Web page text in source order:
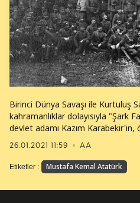
26.01.2021 11:59 AA
Birinci Dünya Savaşı ile Kurtuluş
kahramanlıklar dolayısıyla "Şark
devlet adamı Kazım Karabekir'in,
Etiketler : Mustafa Kemal Atatürk